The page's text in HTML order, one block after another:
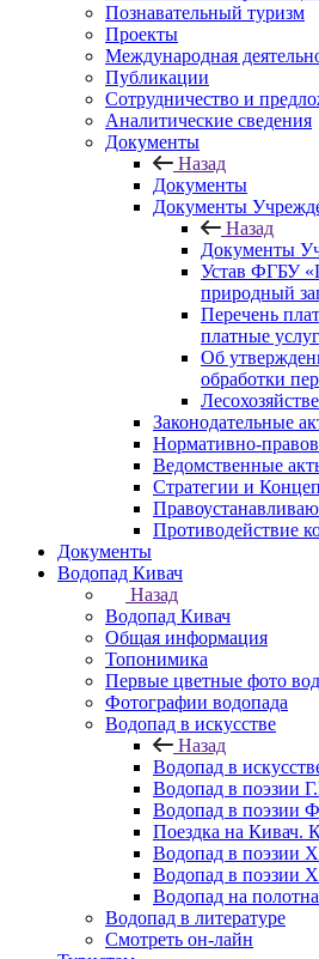
Познавательный туризм
Проекты
Международная
Публикации
Сотрудничество и
Аналитические сведения
Документы
Назад
Документы
Документы
Назад
Документы
Устав ФГБУ
природный
Перечень
платные
Об
обработки
Законодательные
Нормативно-
Ведомственные
Стратегии и
Противодействие
Документы
Водопад Кивач
Назад
Водопад Кивач
Общая информация
Топонимика
Первые цветные фото
Фотографии водопада
Водопад в искусстве
Назад
Водопад в
Водопад в поэзии
Водопад в поэзии
Поездка на Кивач.
Водопад в поэзии
Водопад в поэзии
Водопад на
Водопад в литературе
Смотреть он-лайн